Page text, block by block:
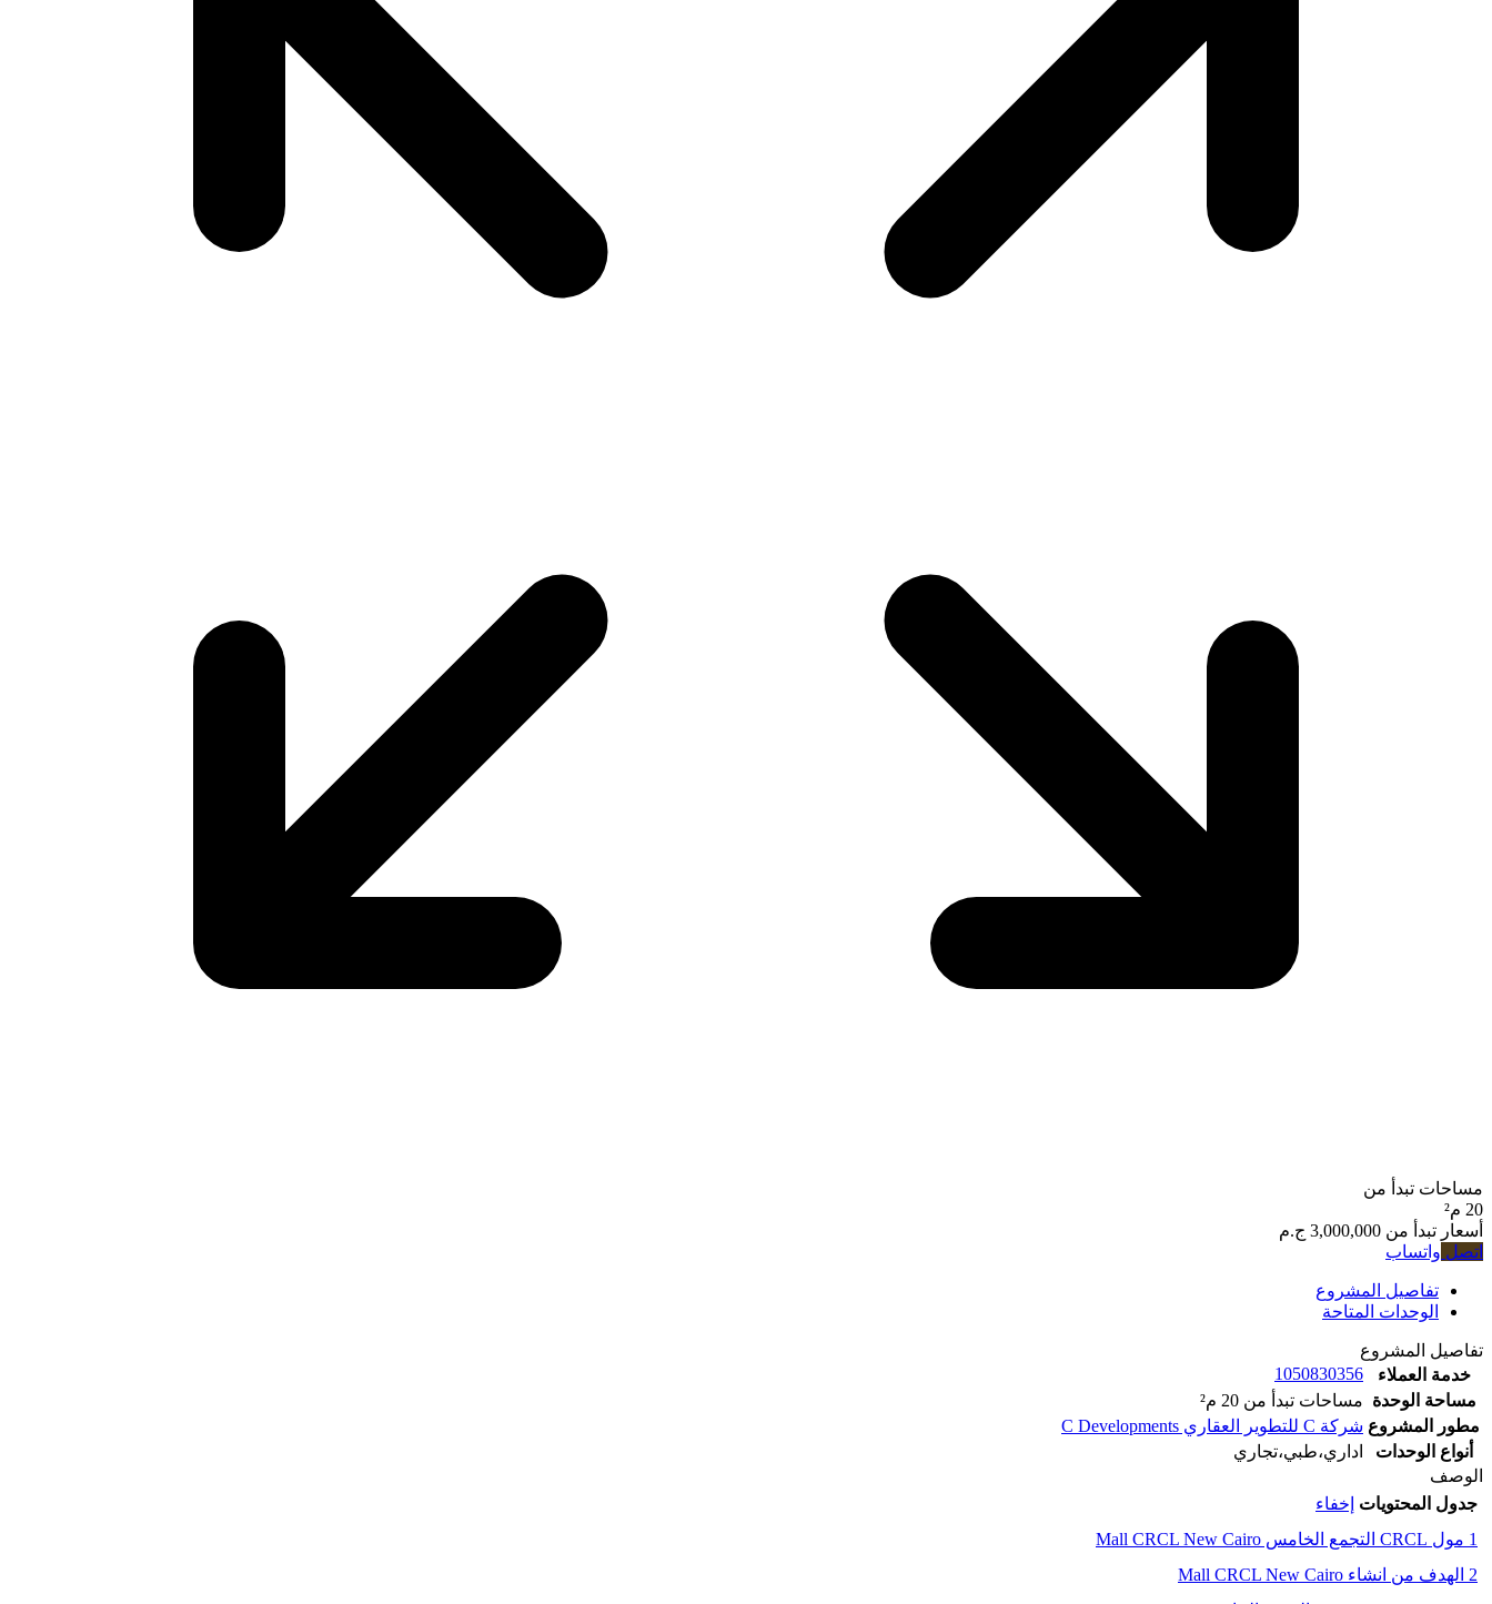
مساحات تبدأ من
20 م²
أسعار تبدأ من 3,000,000 ج.م
اتصل واتساب
تفاصيل المشروع
الوحدات المتاحة
تفاصيل المشروع
خدمة العملاء
1050830356
مساحة الوحدة مساحات تبدأ من 20 م²
مطور المشروع شركة C للتطوير العقاري C Developments
أنواع الوحدات
اداري،طبي،تجاري
الوصف
جدول المحتويات إخفاء
1 مول CRCL التجمع الخامس Mall CRCL New Cairo
2 الهدف من انشاء Mall CRCL New Cairo